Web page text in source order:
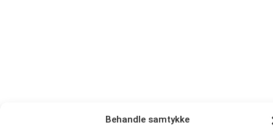
Behandle samtykke